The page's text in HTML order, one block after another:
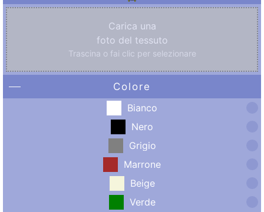
Carica una
foto del tessuto
Trascina o fai clic per selezionare
Colore
Bianco
Nero
Grigio
Marrone
Beige
Verde